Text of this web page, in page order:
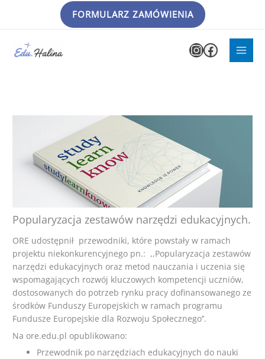
FORMULARZ ZAMÓWIENIA
Instagram
Facebook
Popularyzacja zestawów narzędzi edukacyjnych.
ORE udostępnił przewodniki, które powstały w ramach
projektu niekonkurencyjnego pn.: ,,Popularyzacja zestawów
narzędzi edukacyjnych oraz metod nauczania i uczenia się
wspomagających rozwój kluczowych kompetencji uczniów,
dostosowanych do potrzeb rynku pracy dofinansowanego ze
środków Funduszy Europejskich w ramach programu
Fundusze Europejskie dla Rozwoju Społecznego’’.
Na ore.edu.pl opublikowano:
Przewodnik po narzędziach edukacyjnych do nauki